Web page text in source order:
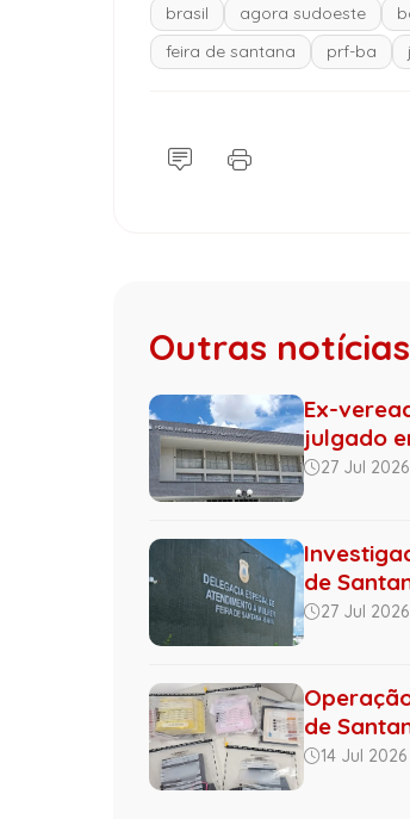
brasil agora sudoeste
feira de santana
prf-ba
Outras
Ex-
julgado
27 Jul
de
27 Jul
de
14 Jul